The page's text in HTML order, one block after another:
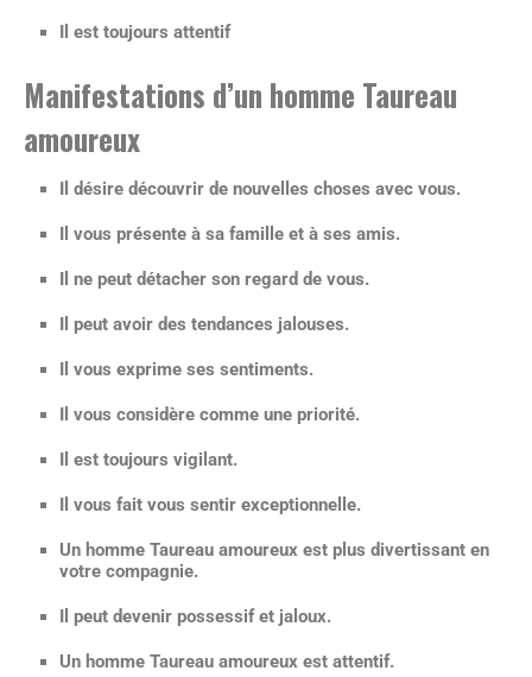
Il est toujours attentif
Manifestations d’un homme Taureau
amoureux
Il désire découvrir de nouvelles choses avec vous.
Il vous présente à sa famille et à ses amis.
Il ne peut détacher son regard de vous.
Il peut avoir des tendances jalouses.
Il vous exprime ses sentiments.
Il vous considère comme une priorité.
Il est toujours vigilant.
Il vous fait vous sentir exceptionnelle.
Un homme Taureau amoureux est plus divertissant en
votre compagnie.
Il peut devenir possessif et jaloux.
Un homme Taureau amoureux est attentif.